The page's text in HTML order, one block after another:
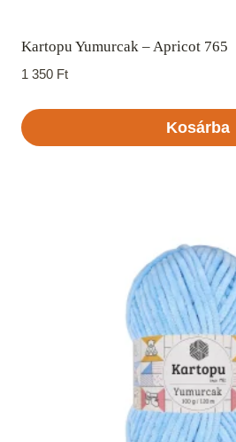
Kartopu Yumurcak – Apricot 765
1 350 Ft
Kosárba